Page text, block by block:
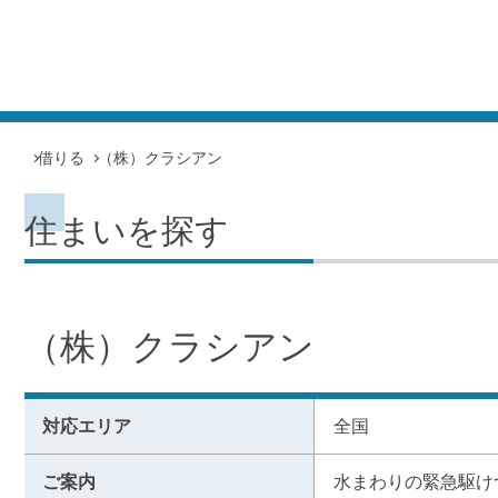
借りる （株）クラシアン
住まいを探す
（株）クラシアン
対応エリア 全国
ご案内 水まわりの緊急駆け